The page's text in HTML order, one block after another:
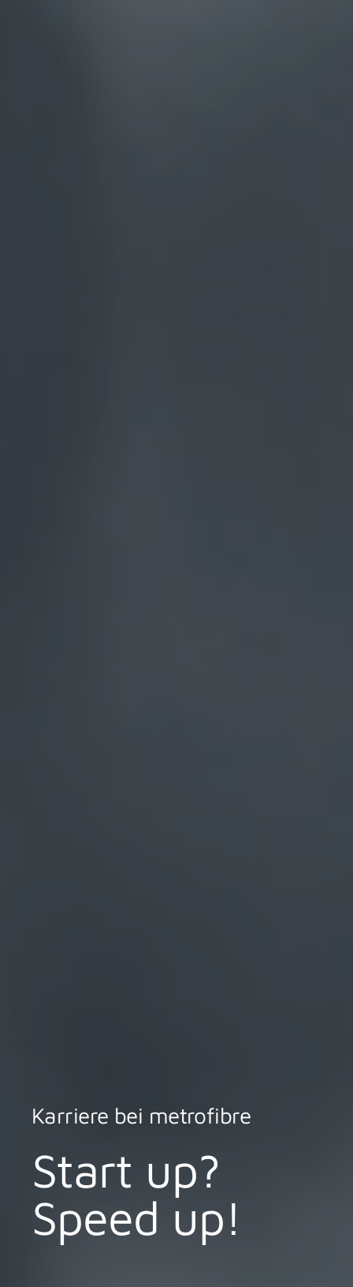
Karriere bei metrofibre
Start up?
Speed up!